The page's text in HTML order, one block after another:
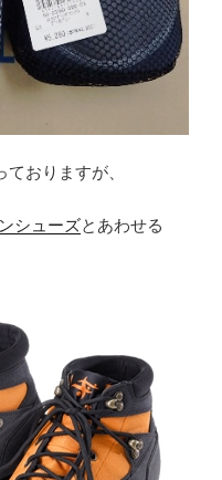
おりますが、
シューズとあわせる